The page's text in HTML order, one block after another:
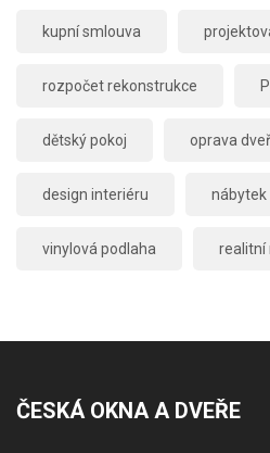
kupní smlouva
rozpočet rekonstrukce
dětský pokoj oprava
design interiéru nábytek
vinylová podlaha realitní
ČESKÁ OKNA A DVEŘE